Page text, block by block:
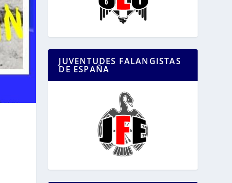
JUVENTUDES FALANGISTAS
DE ESPAÑA